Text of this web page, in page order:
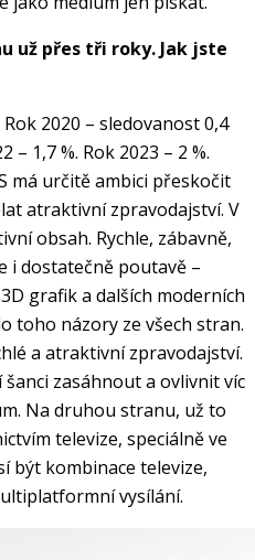
už přes tři roky. Jak jste
2020 – sledovanost 0,4
– 1,7 %. Rok 2023 – 2 %.
má určitě ambici přeskočit
atraktivní zpravodajství. V
obsah. Rychle, zábavně,
i dostatečně poutavě –
grafik a dalších moderních
toho názory ze všech stran.
a atraktivní zpravodajství.
zasáhnout a ovlivnit víc
Na druhou stranu, už to
televize, speciálně ve
být kombinace televize,
vysílání.